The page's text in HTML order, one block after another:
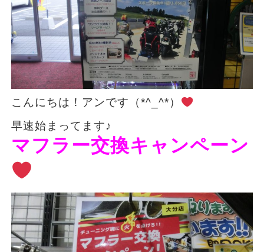
こんにちは！アンです（*^_^*）
早速始まってます♪
マフラー交換キャンペーン